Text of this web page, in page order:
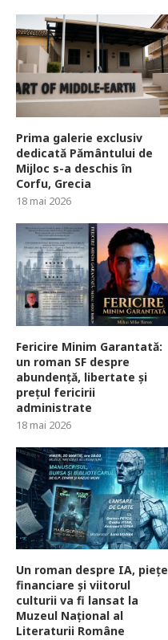
Prima galerie exclusiv
dedicată Pământului de
Mijloc s-a deschis în
Corfu, Grecia
18 mai 2026
Fericire Minim Garantată:
un roman SF despre
abundență, libertate și
prețul fericirii
administrate
18 mai 2026
Un roman despre IA, piețe
financiare și viitorul
culturii va fi lansat la
Muzeul Național al
Literaturii Române